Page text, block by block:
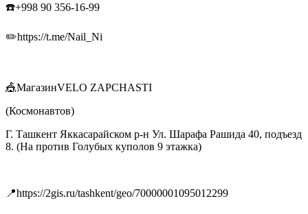
☎️+998 90 356-16-99
✏️https://t.me/Nail_Ni
🎪МагазинVELO ZAPCHASTI
(Космонавтов)
Г. Ташкент Яккасарайском р-н Ул. Шарафа Рашида 40, подъезд
8. (На против Голубых куполов 9 этажка)
📍https://2gis.ru/tashkent/geo/70000001095012299